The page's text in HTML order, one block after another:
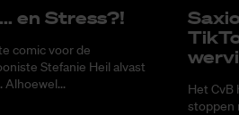
en Stress?!
comic voor de
Stefanie Heil alvast
Alhoewel...
Het CvB
stoppen